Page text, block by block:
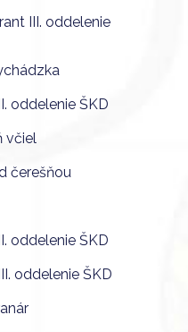
III. oddelenie
oddelenie ŠKD
včiel
čerešňou
oddelenie ŠKD
oddelenie ŠKD